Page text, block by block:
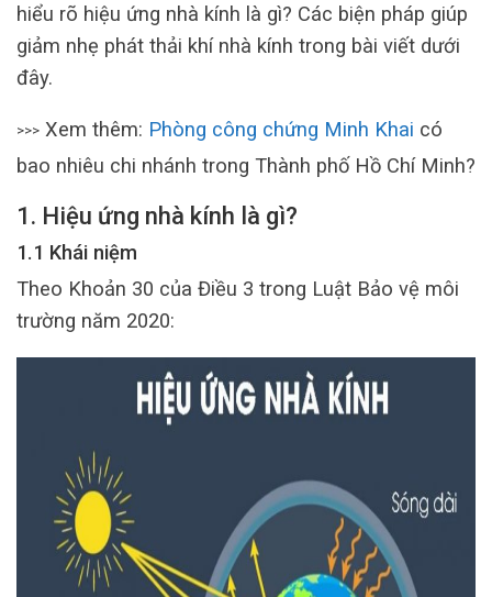
hiểu rõ hiệu ứng nhà kính là gì? Các biện pháp giúp
giảm nhẹ phát thải khí nhà kính trong bài viết dưới
đây.
>>> Xem thêm: Phòng công chứng Minh Khai có
bao nhiêu chi nhánh trong Thành phố Hồ Chí Minh?
1. Hiệu ứng nhà kính là gì?
1.1 Khái niệm
Theo Khoản 30 của Điều 3 trong Luật Bảo vệ môi
trường năm 2020: